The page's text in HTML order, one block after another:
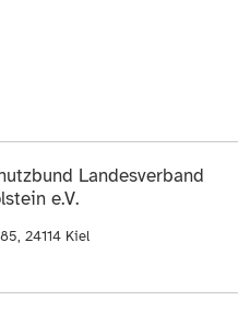
Landesverband
e.V.
24114 Kiel